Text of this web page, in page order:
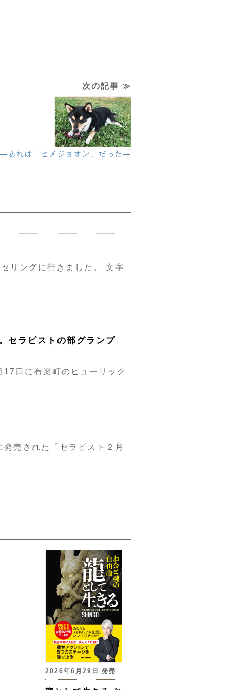
次の記事 ≫
あれは「ヒメジョオン」だった—
リングに行きました。 文字
ラピストの部グランプ
日に有楽町のヒューリック
売された「セラピスト２月
2026年6月29日 発売